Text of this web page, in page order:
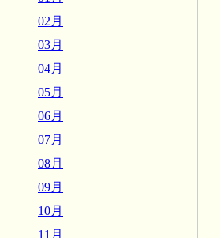
02月
03月
04月
05月
06月
07月
08月
09月
10月
11月